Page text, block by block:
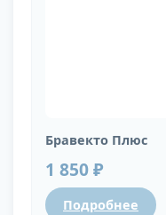
Бравекто Плюс
1 850 ₽
Подробнее